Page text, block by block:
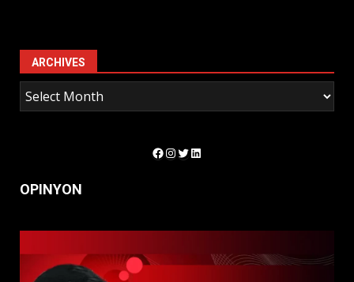
ARCHIVES
Facebook
Instagram
Twitter
LinkedIn
OPINYON